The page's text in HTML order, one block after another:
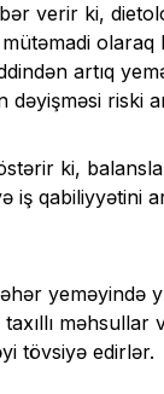
verir ki,
artıq
dəyişməsi riski
ki,
iş qabiliyyətini
yeməyində
məhsullar
tövsiyə edirlər.